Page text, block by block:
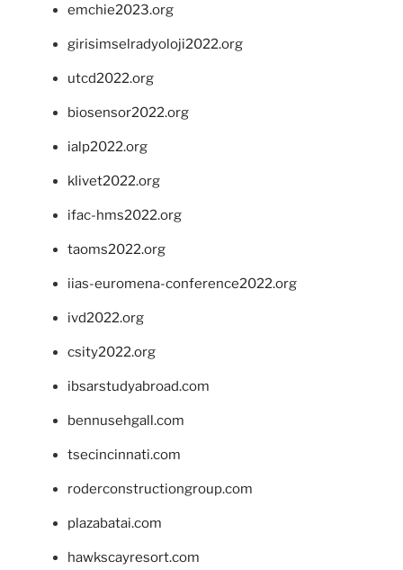
emchie2023.org
girisimselradyoloji2022.org
utcd2022.org
biosensor2022.org
ialp2022.org
klivet2022.org
ifac-hms2022.org
taoms2022.org
iias-euromena-conference2022.org
ivd2022.org
csity2022.org
ibsarstudyabroad.com
bennusehgall.com
tsecincinnati.com
roderconstructiongroup.com
plazabatai.com
hawkscayresort.com